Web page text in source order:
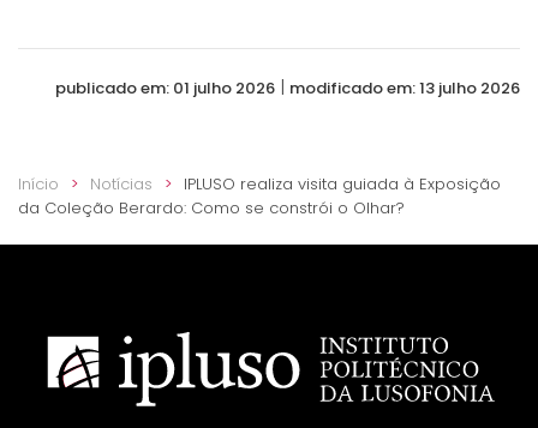
publicado em: 01 julho 2026 | modificado em: 13 julho 2026
Início Notícias
IPLUSO realiza visita guiada à Exposição
da Coleção Berardo: Como se constrói o Olhar?